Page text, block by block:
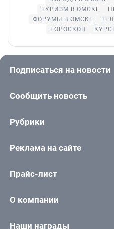
ТУРИЗМ В ОМСКЕ
ФОРУМЫ В ОМСКЕ
ГОРОСКОП
Подписаться на новости
Сообщить новость
Рубрики
Реклама на сайте
Прайс-лист
О компании
Наши награды